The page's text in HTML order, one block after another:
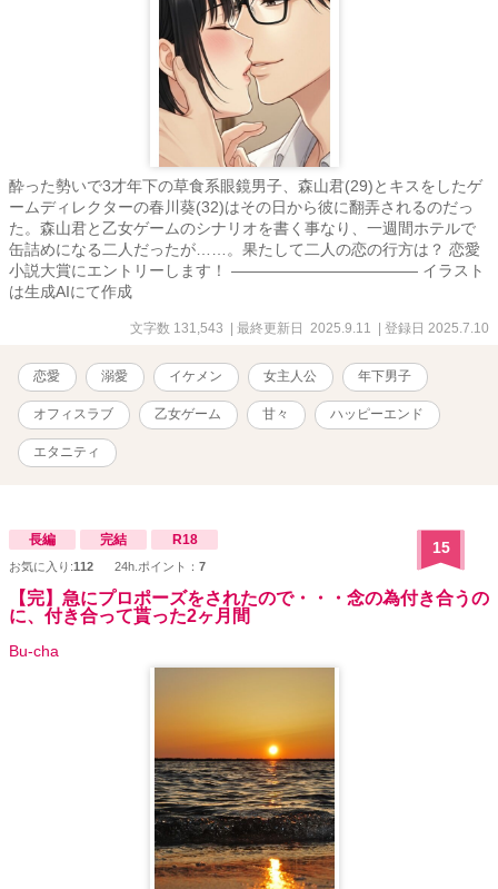
酔った勢いで3才年下の草食系眼鏡男子、森山君(29)とキスをしたゲ
ームディレクターの春川葵(32)はその日から彼に翻弄されるのだっ
た。森山君と乙女ゲームのシナリオを書く事なり、一週間ホテルで
缶詰めになる二人だったが……。果たして二人の恋の行方は？ 恋愛
小説大賞にエントリーします！ ―――――――――――― イラスト
は生成AIにて作成
文字数 131,543 | 最終更新日 2025.9.11 | 登録日 2025.7.10
恋愛 溺愛 イケメン 女主人公 年下男子
オフィスラブ 乙女ゲーム 甘々 ハッピーエンド
エタニティ
長編 完結 R18
お気に入り:112 24h.ポイント： 7
15
【完】急にプロポーズをされたので・・・念の為付き合うの
に、付き合って貰った2ヶ月間
Bu-cha